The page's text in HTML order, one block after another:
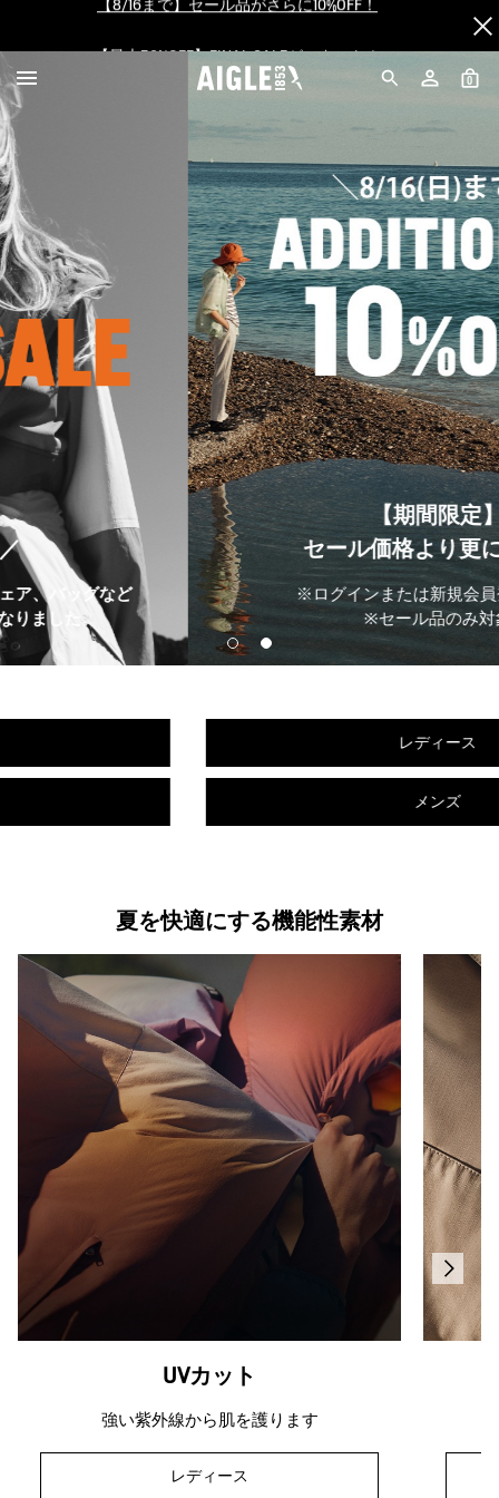
ログイン/会員登録で送料＆返品無料
AIGLE CLUB ポイントサービス終了のお知らせ
【8/16まで】セール品がさらに10%OFF！
【最大50%OFF】FINAL SALEがスタート！
ログイン/会員登録で送料＆返品無料
AIGLE CLUB ポイントサービス終了のお知らせ
0
【期間限定】
セール価格より更に10%OFF
※ログインまたは新規会員登録で適用
※セール品のみ対象
夏を快適にする機能性素材
UVカット
強い紫外線から肌を護ります
レディース